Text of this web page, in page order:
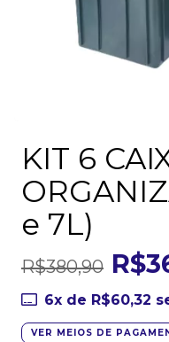
KIT 6
e 7L)
R$380,90
6x de R$60,32
VER MEIOS DE